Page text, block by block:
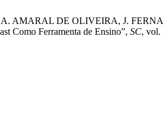
AMARAL DE OLIVEIRA, J.
Como Ferramenta de Ensino”, SC, vol.